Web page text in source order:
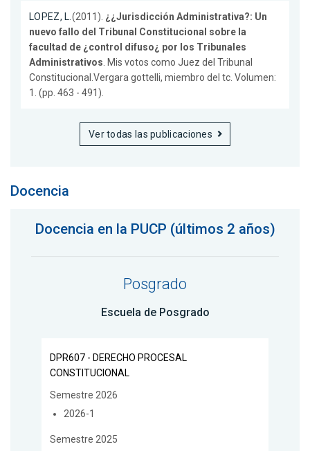
LOPEZ, L. (2011). ¿¿Jurisdicción Administrativa?: Un
nuevo fallo del Tribunal Constitucional sobre la
facultad de ¿control difuso¿ por los Tribunales
Administrativos . Mis votos como Juez del Tribunal
Constitucional.Vergara gottelli, miembro del tc. Volumen:
1. (pp. 463 - 491).
Ver todas las publicaciones
Docencia
Docencia en la PUCP (últimos 2 años)
Posgrado
Escuela de Posgrado
DPR607 - DERECHO PROCESAL
CONSTITUCIONAL
Semestre 2026
2026-1
Semestre 2025